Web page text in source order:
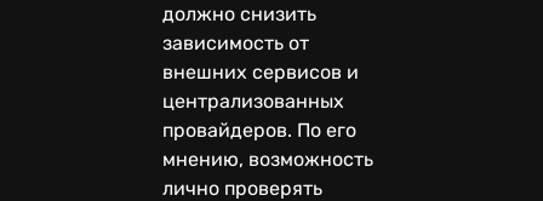
должно снизить
зависимость от
внешних сервисов и
централизованных
провайдеров. По его
мнению, возможность
лично проверять